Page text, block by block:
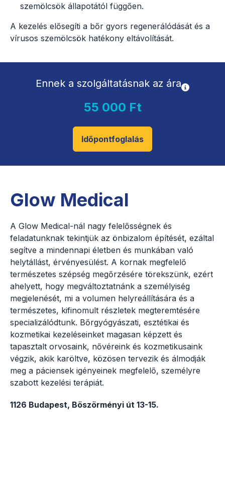
szemölcsök állapotától függően.
A kezelés elősegíti a bőr gyors regenerálódását és a
vírusos szemölcsök hatékony eltávolítását.
Ennek a szolgáltatásnak az ára
55 000 Ft
Időpontfoglalás
Glow Medical
A Glow Medical-nál nagy felelősségnek és
feladatunknak tekintjük az önbizalom építését, ezáltal
segítve a mindennapi életben és munkában való
helytállást, érvényesülést. A kornak megfelelő
természetes szépség megőrzésére törekszünk, ezért
ahelyett, hogy megváltoztatnánk a személyiség
megjelenését, mi a volumen helyreállítására és a
természetes, kifinomult részletek megteremtésére
specializálódtunk. Bőrgyógyászati, esztétikai és
kozmetikai kezeléseinket magasan képzett és
tapasztalt orvosaink, nővéreink és kozmetikusaink
végzik, akik karöltve, közösen tervezik és álmodják
meg a páciensek igényeinek megfelelő, személyre
szabott kezelési terápiát.
1126 Budapest, Böszörményi út 13-15.